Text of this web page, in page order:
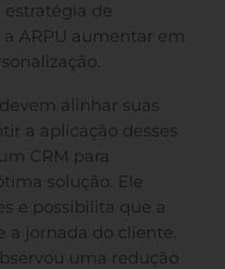
de
ARPU aumentar em
alinhar suas
a aplicação desses
CRM para
solução. Ele
e possibilita que a
a jornada do cliente.
uma redução